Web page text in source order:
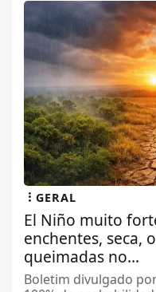
GERAL
El Niño muito
enchentes, seca,
queimadas no...
Boletim divulgado